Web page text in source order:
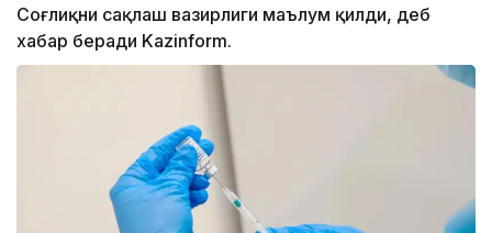
Соғлиқни сақлаш вазирлиги маълум қилди, деб
хабар беради Kazinform.